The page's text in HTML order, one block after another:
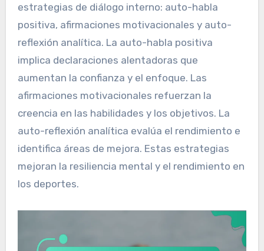
estrategias de diálogo interno: auto-habla
positiva, afirmaciones motivacionales y auto-
reflexión analítica. La auto-habla positiva
implica declaraciones alentadoras que
aumentan la confianza y el enfoque. Las
afirmaciones motivacionales refuerzan la
creencia en las habilidades y los objetivos. La
auto-reflexión analítica evalúa el rendimiento e
identifica áreas de mejora. Estas estrategias
mejoran la resiliencia mental y el rendimiento en
los deportes.